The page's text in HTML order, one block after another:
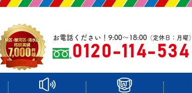
お電話ください！9:00～18:00 （定休日：月曜）
0120-114-534